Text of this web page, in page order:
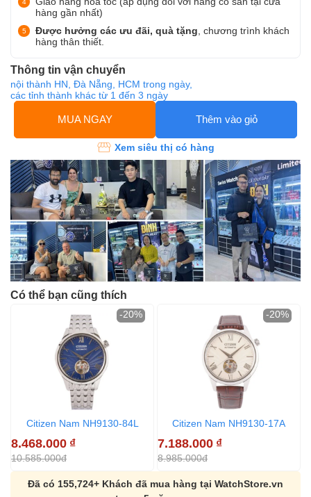
hàng gần nhất)
Được hưởng các ưu đãi, quà tặng , chương trình khách
hàng thân thiết.
Thông tin vận chuyển
nội thành HN, Đà Nẵng, HCM trong ngày,
các tỉnh thành khác từ 1 đến 3 ngày
MUA NGAY Thêm vào giỏ
Xem siêu thị có hàng
Có thể bạn cũng thích
Citizen Nam NH9130-84L
8.468.000 ₫
10.585.000đ
-20%
Citizen Nam NH9130-17A
7.188.000 ₫
8.985.000đ
-20%
Đã có 155,724+ Khách đã mua hàng tại WatchStore.vn